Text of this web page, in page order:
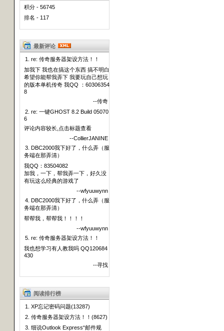
积分 - 56745
排名 - 117
最新评论
1. re: 传奇服务器架设方法！！
加我下 我也在搞这个东西 搞不明白
希望你能帮我弄下 我要玩自己想玩
的版本单机传奇 我QQ ：60306354
8
--传奇
2. re: 一键GHOST 8.2 Build 05070
6
评论内容较长,点击标题查看
--CollierJANINE
3. DBC2000我下好了，什么弄（服
务端在那弄清）
我QQ：83504082
加我，一下，帮我弄一下，好久没
有玩这么经典的游戏了
--wfyuuwynn
4. DBC2000我下好了，什么弄（服
务端在那弄清）
帮帮我，帮帮我！！！！
--wfyuuwynn
5. re: 传奇服务器架设方法！！
我也想学习有人教我吗 QQ120684
430
--寻找
阅读排行榜
1. XP忘记密码问题(13287)
2. 传奇服务器架设方法！！(8627)
3. 细说Outlook Express“邮件规